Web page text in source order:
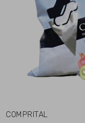
COMPRITAL